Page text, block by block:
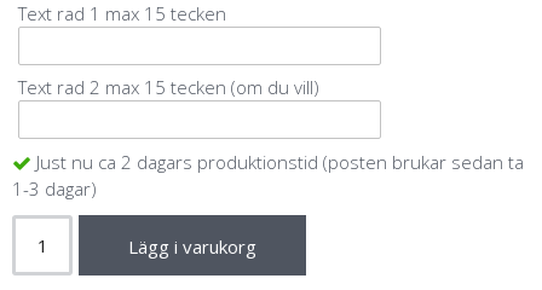
Text rad 1 max 15 tecken
Text rad 2 max 15 tecken (om du vill)
Just nu ca 2 dagars produktionstid (posten brukar sedan ta
1-3 dagar)
Lägg i varukorg